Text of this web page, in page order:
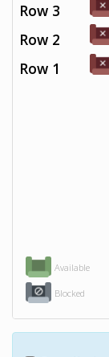
Available
Blocked
Row 1
Row 2
Row 3